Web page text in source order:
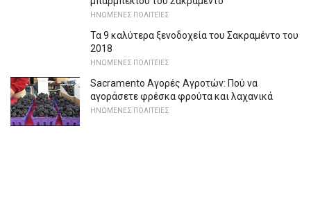
ΗΝΩΜΈΝΕΣ ΠΟΛΙΤΕΊΕΣ
Τα 9 καλύτερα ξενοδοχεία του Σακραμέντο του
2018
ΗΝΩΜΈΝΕΣ ΠΟΛΙΤΕΊΕΣ
Sacramento Αγορές Αγροτών: Πού να
αγοράσετε φρέσκα φρούτα και λαχανικά
ΗΝΩΜΈΝΕΣ ΠΟΛΙΤΕΊΕΣ